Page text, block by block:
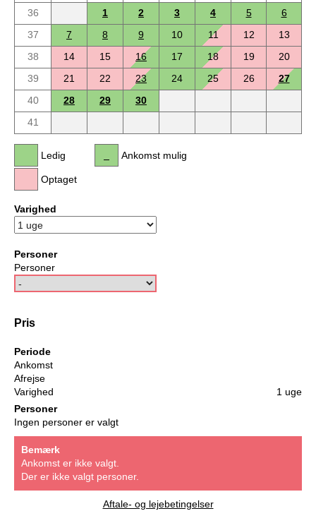
36
1 2 3 4 5
6
37
7 8 9 10 11 12
13
38
14 15 16 17 18 19
20
39
21 22 23 24 25 26
27
40
28 29
30
41
Ledig
Optaget
Ankomst mulig
Varighed
Personer
Personer
Pris
Periode
Ankomst
Afrejse
Varighed
1 uge
Personer
Ingen personer er valgt
Bemærk
Ankomst er ikke valgt.
Der er ikke valgt personer.
Aftale- og lejebetingelser